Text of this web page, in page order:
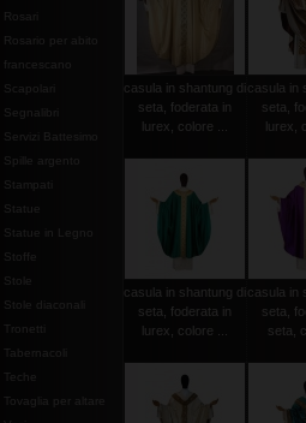
Rosari
Rosario per abito
francescano
Scapolari
Segnalibri
Servizi Battesimo
Spille argento
Stampati
Statue
Statue in Legno
Stoffe
Stole
Stole diaconali
Tabernacoli
casula in shantung di
seta, foderata in
lurex, colore ...
casula in
seta,
lurex,
casula in shantung di
seta, foderata in
lurex, colore ...
casula in
seta,
seta,